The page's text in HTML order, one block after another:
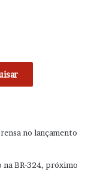
no lançamento
na BR-324, próximo